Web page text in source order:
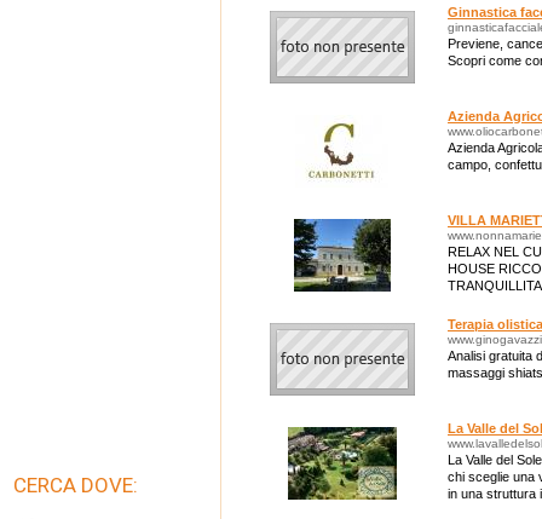
Ginnastica
Previene,
Scopri come
Azienda
Azienda
campo,
VILLA
RELAX NEL
HOUSE
CAMERE
Terapia
Analisi gratuita
massaggi
La Valle del
La Valle del
chi sceglie una
in una struttura
CERCA DOVE: